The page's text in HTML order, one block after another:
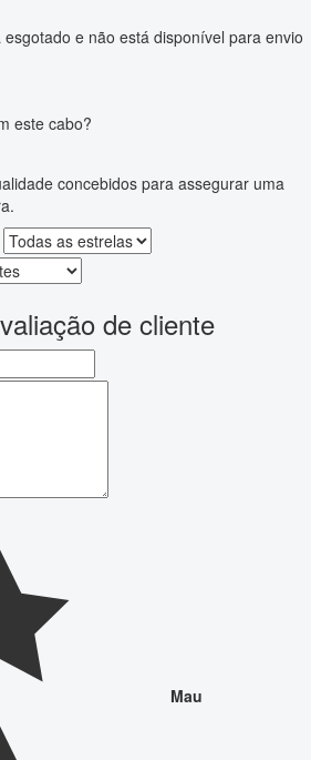
e não está disponível para envio
este cabo?
concebidos para assegurar uma
de cliente
Mau